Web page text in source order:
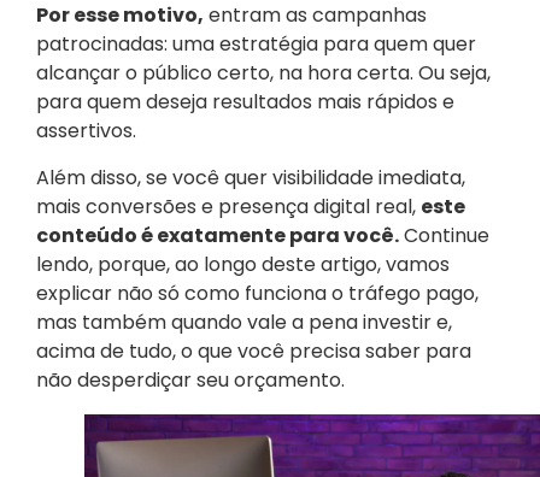
Por esse motivo, entram as campanhas
patrocinadas: uma estratégia para quem quer
alcançar o público certo, na hora certa. Ou seja,
para quem deseja resultados mais rápidos e
assertivos.
Além disso, se você quer visibilidade imediata,
mais conversões e presença digital real, este
conteúdo é exatamente para você.Continue
lendo, porque, ao longo deste artigo, vamos
explicar não só como funciona o tráfego pago,
mas também quando vale a pena investir e,
acima de tudo, o que você precisa saber para
não desperdiçar seu orçamento.